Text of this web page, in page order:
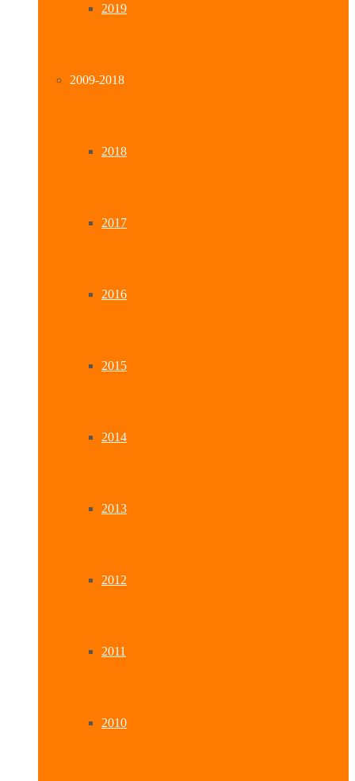
2019
2009-2018
2018
2017
2016
2015
2014
2013
2012
2011
2010